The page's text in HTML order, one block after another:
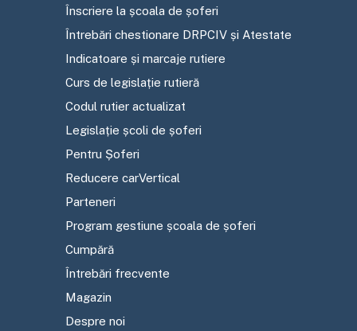
Înscriere la școala de șoferi
Întrebări chestionare DRPCIV și Atestate
Indicatoare și marcaje rutiere
Curs de legislație rutieră
Codul rutier actualizat
Legislație școli de șoferi
Pentru Șoferi
Reducere carVertical
Parteneri
Program gestiune școala de șoferi
Cumpără
Întrebări frecvente
Magazin
Despre noi